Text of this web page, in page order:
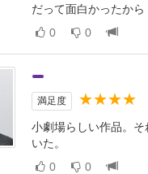
だって面白かったから
0 0
満足度 ★★★★
小劇場らしい作品。
いた。
0 0